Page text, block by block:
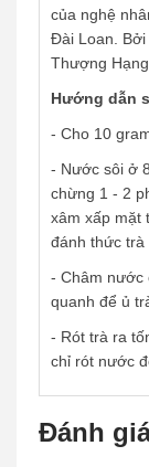
của nghệ
Đài Loan.
Thượng
Hướng dẫn
- Cho 10
- Nước sôi ở
chừng 1 - 2
xâm xấp mặt
đánh thức trà
- Châm nước
quanh để ủ
- Rót trà ra
chỉ rót nước
Đánh